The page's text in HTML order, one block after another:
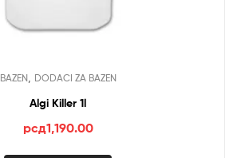
BAZEN, DODACI ZA BAZEN
Algi Killer 1l
рсд1,190.00